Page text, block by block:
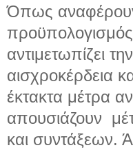
Όπως
αντιμετωπίζει
αισχροκέρδεια
έκτακτα μέτρα
απουσιάζουν
και συντάξεων.